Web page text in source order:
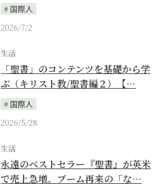
国際人
2026/7/2
生活
「聖書」のコンテンツを基礎から学
ぶ（キリスト教/聖書編２）【…
国際人
2026/5/28
生活
永遠のベストセラー『聖書』が英米
で売上急増。ブーム再来の「な…